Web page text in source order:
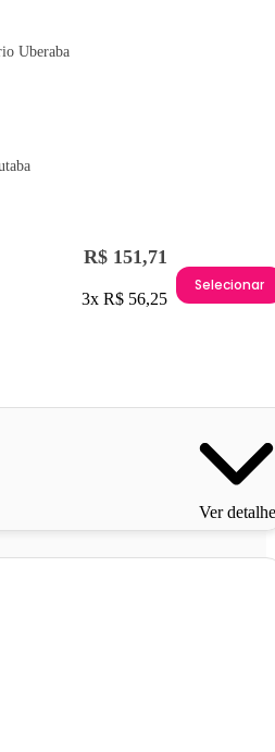
Uberaba
R$ 151,71
3x R$ 56,25
Selecionar
Ver